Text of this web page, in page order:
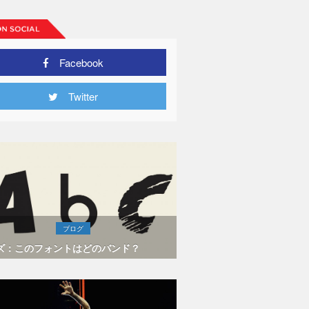
Facebook
Twitter
ブログ
：このフォントはどのバンド？